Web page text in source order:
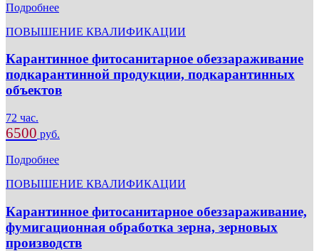
Подробнее
ПОВЫШЕНИЕ КВАЛИФИКАЦИИ
Карантинное фитосанитарное обеззараживание
подкарантинной продукции, подкарантинных
объектов
72 час.
6500 руб.
Подробнее
ПОВЫШЕНИЕ КВАЛИФИКАЦИИ
Карантинное фитосанитарное обеззараживание,
фумигационная обработка зерна, зерновых
производств